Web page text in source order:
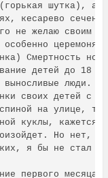
шутка), а
кесарево
не желаю своим
Смертность
детей до 18
люди.
своих детей с
на улице,
куклы,
Но нет,
я бы не стал
первого месяца